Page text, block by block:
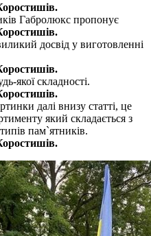
Габролюкс пропонує
досвід у виготовленні
якої складності.
далі внизу статті, це
який складається з
пам`ятників.